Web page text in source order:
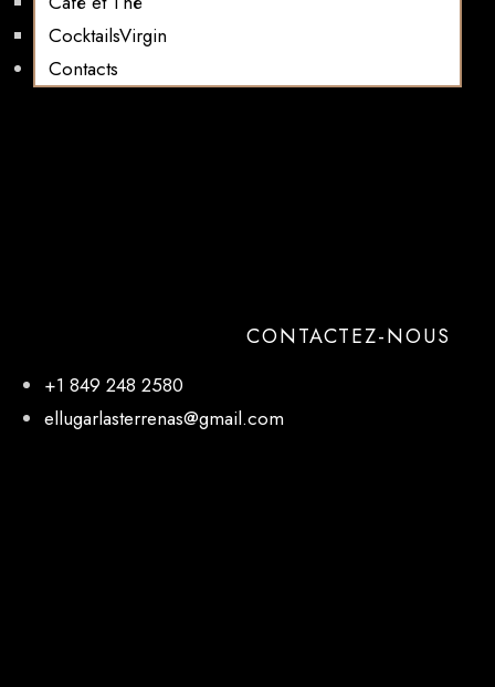
CocktailsVirgin​
Contacts
CONTACTEZ-NOUS
+1 849 248 2580
ellugarlasterrenas@gmail.com